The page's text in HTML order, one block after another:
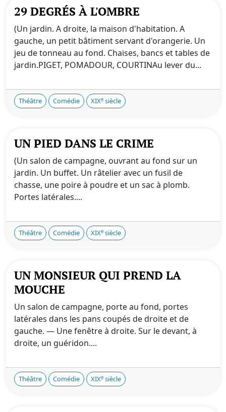
29 DEGRÉS À L'OMBRE
(Un jardin. A droite, la maison d'habitation. A
gauche, un petit bâtiment servant d'orangerie. Un
jeu de tonneau au fond. Chaises, bancs et tables de
jardin.PIGET, POMADOUR, COURTINAu lever du...
Théâtre Comédie XIXe siècle
UN PIED DANS LE CRIME
(Un salon de campagne, ouvrant au fond sur un
jardin. Un buffet. Un râtelier avec un fusil de
chasse, une poire à poudre et un sac à plomb.
Portes latérales....
Théâtre Comédie XIXe siècle
UN MONSIEUR QUI PREND LA
MOUCHE
Un salon de campagne, porte au fond, portes
latérales dans les pans coupés de droite et de
gauche. — Une fenêtre à droite. Sur le devant, à
droite, un guéridon....
Théâtre Comédie XIXe siècle